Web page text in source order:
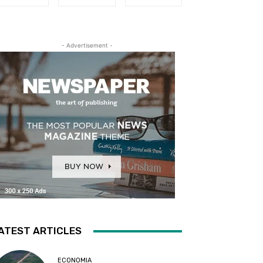
- Advertisement -
ARTICLES
ECONOMIA